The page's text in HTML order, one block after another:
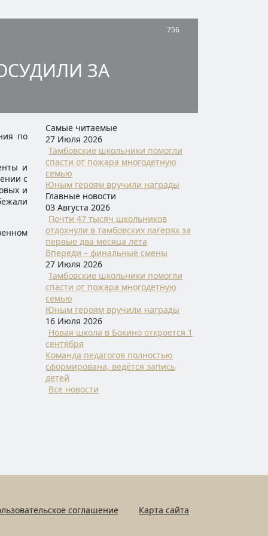
756
ЗА
по
и
с
и
Самые читаемые
27 Июля 2026
Тамбовские школьники помогли
спасти от пожара многодетную
семью
Юным героям вручили награды
Главные новости
03 Августа 2026
Почти 47 тысяч школьников
отдохнули в тамбовских лагерях за
первые два месяца лета
Впереди – финальные смены
27 Июля 2026
Тамбовские школьники помогли
спасти от пожара многодетную
семью
Юным героям вручили награды
16 Июля 2026
Новая школа в Бокино откроется 1
сентября
Команда педагогов полностью
сформирована, ведётся запись
детей
Все новости
соглашение Карта сайта